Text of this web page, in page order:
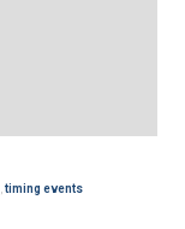
timing events